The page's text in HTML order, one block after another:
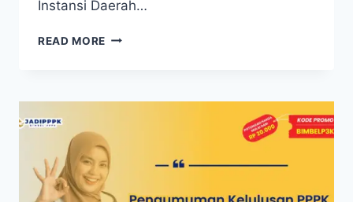
Instansi Daerah…
READ MORE